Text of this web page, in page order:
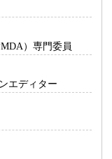
）専門委員
エディター